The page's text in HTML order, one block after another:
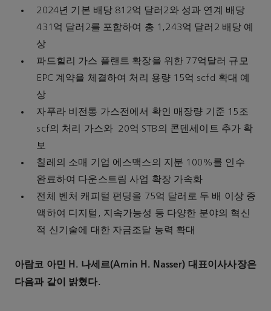
2024년 기본 배당 812억 달러2와 성과 연계 배당
431억 달러2를 포함하여 총 1,243억 달러2 배당 예
상
파드힐리 가스 플랜트 확장을 위한 77억달러 규모
EPC 계약을 체결하여 처리 용량 15억 scfd 확대 예
상
자푸라 비전통 가스전에서 확인 매장량 기준 15조
scf의 처리 가스와 20억 STB의 콘덴세이트 추가 확
보
칠레의 소매 기업 에스맥스의 지분 100%를 인수
완료하여 다운스트림 사업 확장 가속화
전체 벤처 캐피털 펀딩을 75억 달러로 두 배 이상 증
액하여 디지털, 지속가능성 등 다양한 분야의 혁신
적 신기술에 대한 자금조달 능력 확대
아람코 아민 H. 나세르(Amin H. Nasser) 대표이사사장은
다음과 같이 밝혔다.